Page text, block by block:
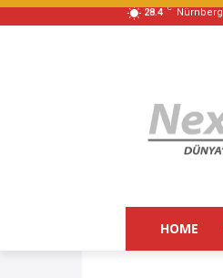
28.4 C Nürnberg
HOME